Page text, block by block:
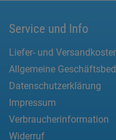
Service und Info
Liefer- und
Allgemeine
Datenschutzerklärung
Impressum
Verbraucherinformation
Widerruf